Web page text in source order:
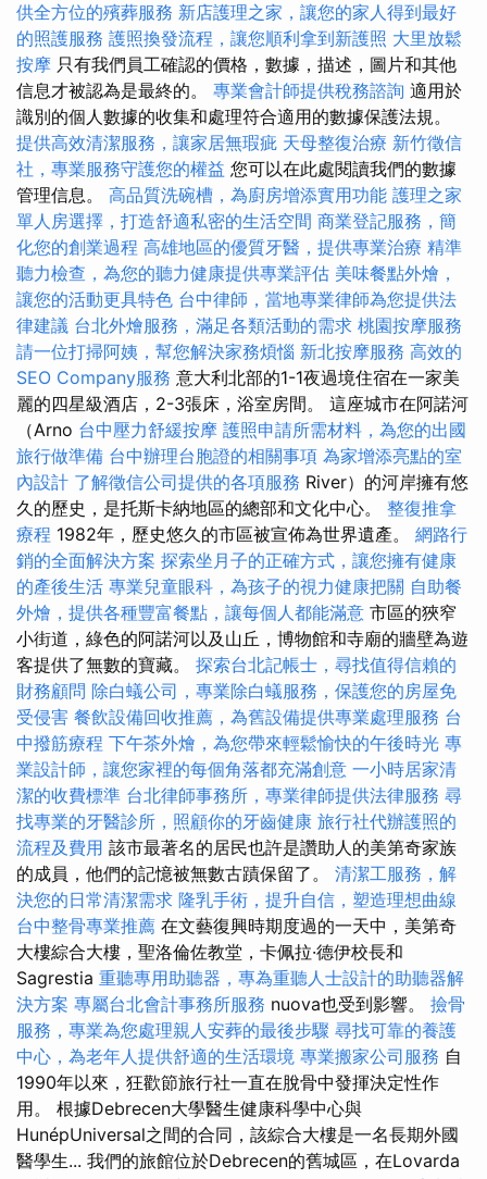
供全方位的殯葬服務 新店護理之家，讓您的家人得到最好
的照護服務 護照換發流程，讓您順利拿到新護照 大里放鬆
按摩 只有我們員工確認的價格，數據，描述，圖片和其他
信息才被認為是最終的。 專業會計師提供稅務諮詢 適用於
識別的個人數據的收集和處理符合適用的數據保護法規。
提供高效清潔服務，讓家居無瑕疵 天母整復治療 新竹徵信
社，專業服務守護您的權益 您可以在此處閱讀我們的數據
管理信息。 高品質洗碗槽，為廚房增添實用功能 護理之家
單人房選擇，打造舒適私密的生活空間 商業登記服務，簡
化您的創業過程 高雄地區的優質牙醫，提供專業治療 精準
聽力檢查，為您的聽力健康提供專業評估 美味餐點外燴，
讓您的活動更具特色 台中律師，當地專業律師為您提供法
律建議 台北外燴服務，滿足各類活動的需求 桃園按摩服務
請一位打掃阿姨，幫您解決家務煩惱 新北按摩服務 高效的
SEO Company服務 意大利北部的1-1夜過境住宿在一家美
麗的四星級酒店，2-3張床，浴室房間。 這座城市在阿諾河
（Arno 台中壓力舒緩按摩 護照申請所需材料，為您的出國
旅行做準備 台中辦理台胞證的相關事項 為家增添亮點的室
內設計 了解徵信公司提供的各項服務 River）的河岸擁有悠
久的歷史，是托斯卡納地區的總部和文化中心。 整復推拿
療程 1982年，歷史悠久的市區被宣佈為世界遺產。 網路行
銷的全面解決方案 探索坐月子的正確方式，讓您擁有健康
的產後生活 專業兒童眼科，為孩子的視力健康把關 自助餐
外燴，提供各種豐富餐點，讓每個人都能滿意 市區的狹窄
小街道，綠色的阿諾河以及山丘，博物館和寺廟的牆壁為遊
客提供了無數的寶藏。 探索台北記帳士，尋找值得信賴的
財務顧問 除白蟻公司，專業除白蟻服務，保護您的房屋免
受侵害 餐飲設備回收推薦，為舊設備提供專業處理服務 台
中撥筋療程 下午茶外燴，為您帶來輕鬆愉快的午後時光 專
業設計師，讓您家裡的每個角落都充滿創意 一小時居家清
潔的收費標準 台北律師事務所，專業律師提供法律服務 尋
找專業的牙醫診所，照顧你的牙齒健康 旅行社代辦護照的
流程及費用 該市最著名的居民也許是讚助人的美第奇家族
的成員，他們的記憶被無數古蹟保留了。 清潔工服務，解
決您的日常清潔需求 隆乳手術，提升自信，塑造理想曲線
台中整骨專業推薦 在文藝復興時期度過的一天中，美第奇
大樓綜合大樓，聖洛倫佐教堂，卡佩拉·德伊校長和
Sagrestia 重聽專用助聽器，專為重聽人士設計的助聽器解
決方案 專屬台北會計事務所服務 nuova也受到影響。 撿骨
服務，專業為您處理親人安葬的最後步驟 尋找可靠的養護
中心，為老年人提供舒適的生活環境 專業搬家公司服務 自
1990年以來，狂歡節旅行社一直在脫骨中發揮決定性作
用。 根據Debrecen大學醫生健康科學中心與
HunépUniversal之間的合同，該綜合大樓是一名長期外國
醫學生... 我們的旅館位於Debrecen的舊城區，在Lovarda